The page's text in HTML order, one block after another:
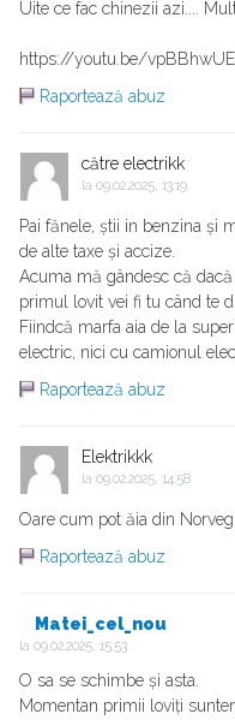
Uite ce fac chinezii azi....
https://youtu.be/
Raportează abuz
către electrikk
la 09.02.2025, 13:19
Pai fănele, știi in benzina și
de alte taxe și accize.
Acuma mă gândesc că
primul lovit vei fi tu când te
Fiindcă marfa aia de la
electric, nici cu camionul
Raportează abuz
Elektrikkk
la 09.02.2025, 14:58
Oare cum pot ăia din
Raportează abuz
Matei_cel_nou
la 09.02.2025, 15:53
O sa se schimbe și asta.
Momentan primii loviți